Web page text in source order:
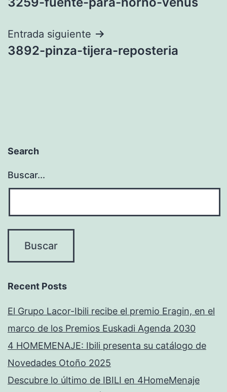
de
entradas
Entrada siguiente
3892-pinza-tijera-reposteria
Search
Buscar...
Recent Posts
El Grupo Lacor-Ibili recibe el premio Eragin, en el
marco de los Premios Euskadi Agenda 2030
4 HOMEMENAJE: Ibili presenta su catálogo de
Novedades Otoño 2025
Descubre lo último de IBILI en 4HomeMenaje